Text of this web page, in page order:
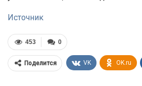
Источник
0
453
Поделится VK OK.ru